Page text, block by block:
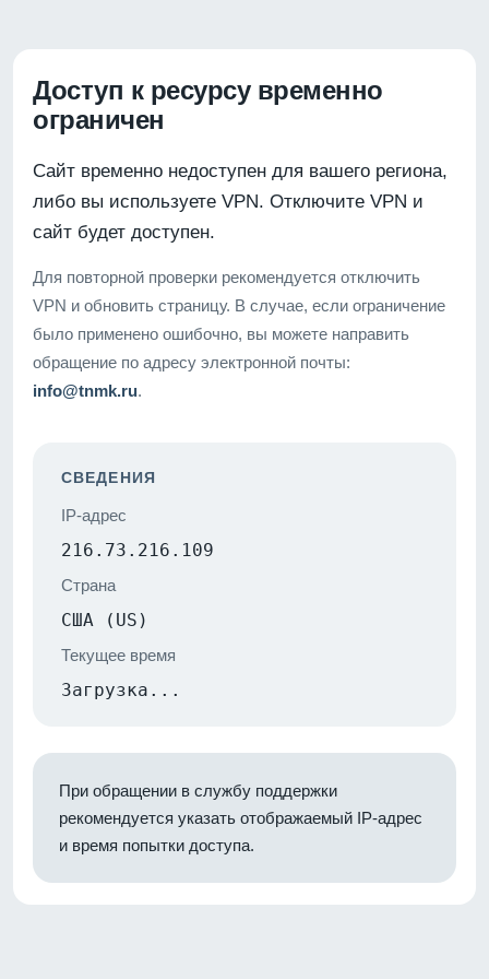
Доступ к ресурсу временно
ограничен
Сайт временно недоступен для вашего региона,
либо вы используете VPN. Отключите VPN и
сайт будет доступен.
Для повторной проверки рекомендуется отключить
VPN и обновить страницу. В случае, если ограничение
было применено ошибочно, вы можете направить
обращение по адресу электронной почты:
info@tnmk.ru.
СВЕДЕНИЯ
IP-адрес
216.73.216.109
Страна
США (US)
Текущее время
Загрузка...
При обращении в службу поддержки
рекомендуется указать отображаемый IP-адрес
и время попытки доступа.